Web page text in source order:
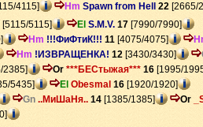
4115] Hm Spawn from Hell 22 [2665/
[5115/5115] El S.M.V. 17 [7990/7990]
Hm !!!ФиФтиК!!! 11 [4075/4075]
Hm !ИЗВРАЩЕНКА! 12 [3430/3430]
2385] Or ***БЕСтыжая*** 16 [1995/
5435] El Obesmal 16 [1920/1920]
Gn ..МиШаНя.. 14 [1385/1385] Or